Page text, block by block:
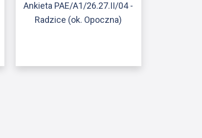
Ankieta PAE/A1/26.27.II/04 -
Radzice (ok. Opoczna)